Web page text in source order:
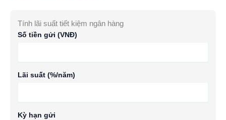
Tính lãi suất tiết kiệm ngân hàng
Số tiền gửi (VNĐ)
Lãi suất (%/năm)
Kỳ hạn gửi